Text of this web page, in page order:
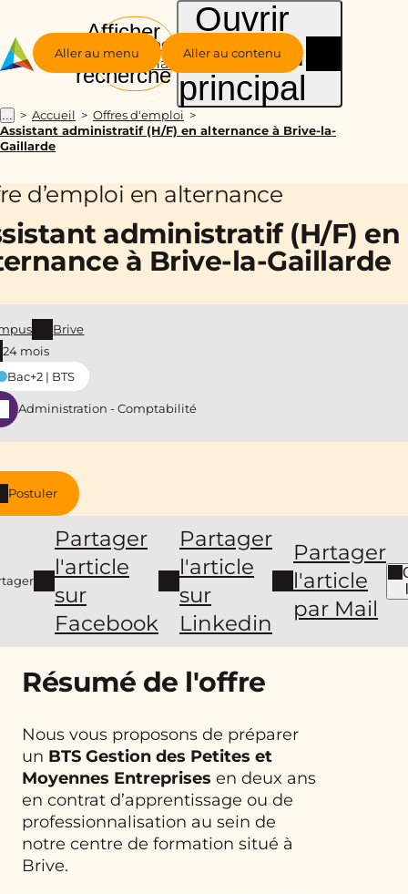
Aller au menu Aller au contenu
Groupe
Alternance
Afficher
la
recherche
Ouvrir
le menu
principal
... Accueil
Offres d'emploi
Assistant administratif (H/F) en alternance à Brive-la-
Gaillarde
d’emploi en alternance
administratif (H/F) en
à Brive-la-Gaillarde
Postuler
Partager
l'article
sur
Facebook
Partager
l'article
sur
Linkedin
Partager
l'article
par Mail
Brive
24 mois
Bac+2 | BTS
Administration - Comptabilité
Résumé de l'offre
Nous vous proposons de préparer
un BTS Gestion des Petites et
Moyennes Entreprises en deux ans
en contrat d’apprentissage ou de
professionnalisation au sein de
notre centre de formation situé à
Brive.